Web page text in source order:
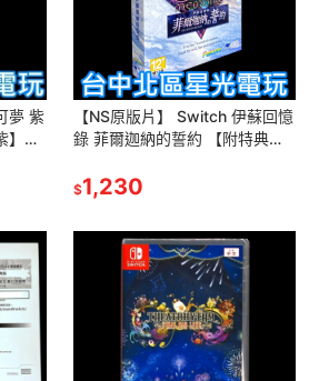
夢 紫
【NS原版片】 Switch 伊蘇回憶
錄 菲爾迦納的誓約 【附特典音
光電玩】
$1,230